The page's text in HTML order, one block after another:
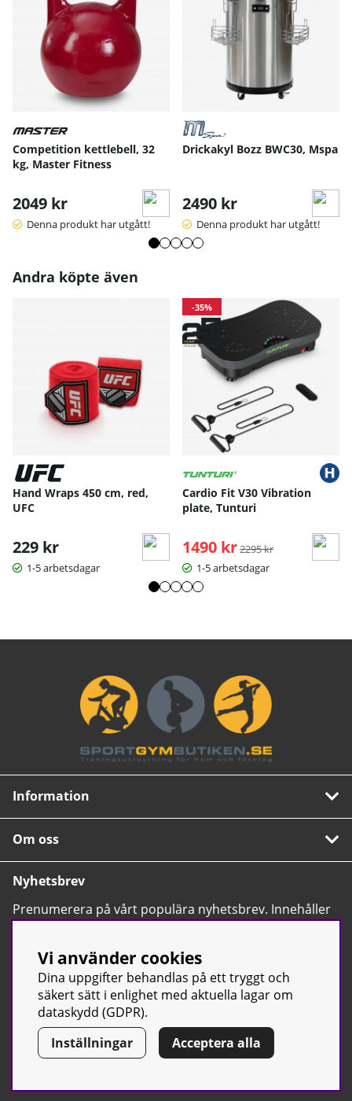
Competition kettlebell, 32
kg, Master Fitness
2049 kr
Denna produkt har utgått!
Drickakyl Bozz BWC30, Mspa
2490 kr
Denna produkt har utgått!
Andra köpte även
Hand Wraps 450 cm, red,
UFC
229 kr
1-5 arbetsdagar
-35%
Cardio Fit V30 Vibration
plate, Tunturi
1490 kr Ordinarie pris:
2295 kr
1-5 arbetsdagar
Information
Om oss
Nyhetsbrev
Prenumerera på vårt populära nyhetsbrev. Innehåller
tips, nyheter och våra allra bästa erbjudanden.
© Sport & Gym Butiken JTC AB | Kontakta oss| All rights reserved
| Org.nr: 556668-7058 | Tel: 0500-42 87 00
Vi använder cookies
Dina uppgifter behandlas på ett tryggt och
säkert sätt i enlighet med aktuella lagar om
dataskydd (GDPR).
Inställningar
Acceptera alla